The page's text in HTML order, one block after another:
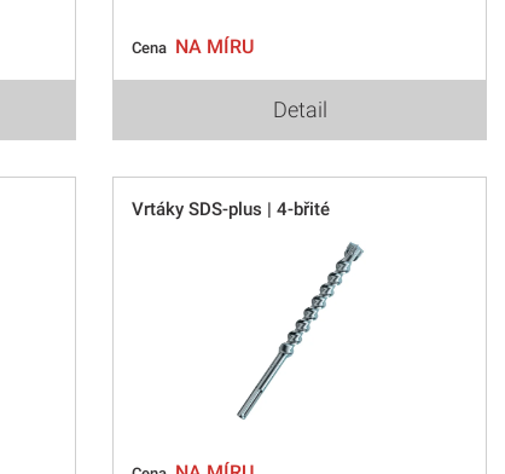
Cena NA MÍRU
Detail
Vrtáky SDS-plus | 4-břité